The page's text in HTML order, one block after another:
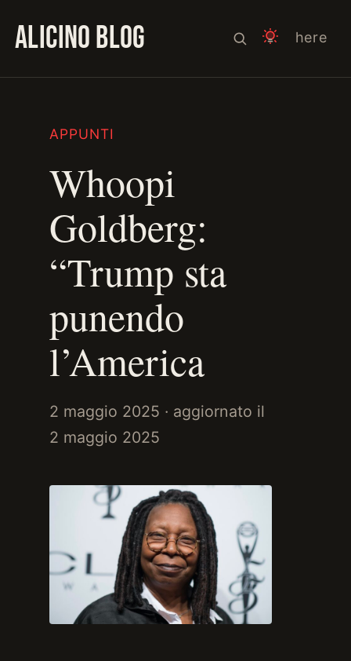
ALICINO BLOG here
APPUNTI
Whoopi
Goldberg:
“Trump sta
punendo
l’America
2 maggio 2025 · aggiornato il
2 maggio 2025